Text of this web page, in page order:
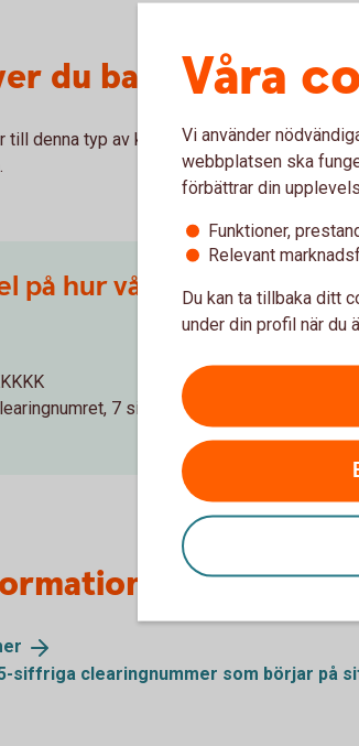
du
till denna typ av konto ska hela
.
på hur våra
7 siffror i kontonumret -
om
siffriga clearingnummer som börjar på
Våra
Vi använder
webbplatsen ska
förbättrar din
Funktioner,
Relevant
Du kan ta tillbaka ditt
under din profil när du